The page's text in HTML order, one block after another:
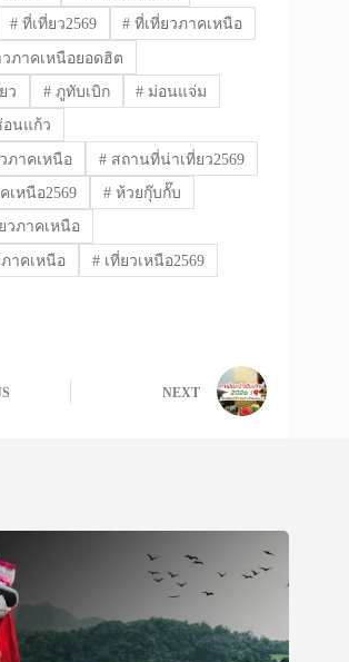
#ที่เที่ยว2569 # ที่เที่ยวภาคเหนือ
ภาคเหนือยอดฮิต
ว #ภูทับเบิก # ม่อนแจ่ม
นแก้ว
ภาคเหนือ #สถานที่น่าเที่ยว2569
หนือ2569 #ห้วยกุ๊บกั๊บ
วภาคเหนือ
าคเหนือ #เที่ยวเหนือ2569
NEXT